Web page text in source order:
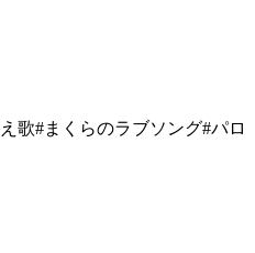
歌#まくらのラブソング#パロ